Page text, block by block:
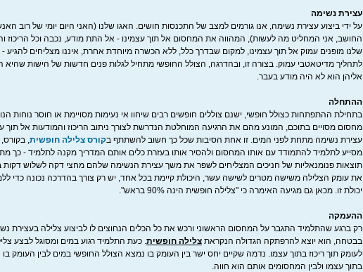
עצירת נשימה
על ידי ביצוע עצירת נשימה, אנו גורמים למצב של התכנסות חושים. האגו שלנו (האני היום יומי של רוב
החושב, אני המחליט מה לעשות), המהווה את המחסום אל תוך עצמינו - אל התת מודע, נכבה וכל הריכוז
שלנו מופנים עמוק אל תוך עצמינו, למקום שבדרך כלל, ללא הכשרה מיוחדת אחרת, איננו מצליחים להגיע
לתהליך מדיטאטבי עמוק. בצורה זו, ובהדרגה, הצולל החופשי מתחיל לגלות פנים חדשות של הישות שהיא
אליהן הוא לא היה מודע בעבר.
ההתחלה
בתחילת ההתפתחות כצולל חופשי, ישנם צוללים חופשים רבים שיחוו אי נעימות מסויימת או חוסר נוחות
מחסום מסויים בתוכם, המונע מהם את הרגיעה המוחלטת הנדרשת לצורך ניתוב הריכוז והמודעות אל
עצירת נשימה מתחת לפני המים. זו אחת הסיבות שכל כך חשוב להשתתף בקורס צלילה חופשית,
מסייע לתלמיד להתמודד עם אותו המחסום ולהסיר אותו בעזרת כלים אותם המדריך מקנה לתלמיד - כך
תוצאות פנומנאליות של חניכים המצליחים לשפר את משך עצירת הנשימה שלהם מחצי דקה לשלוש דקות
את עומק הצלילה משישה מטרים לשישה עשר, היכולת קיימת בכל אחד, יש רק צורך בהדרכה נכונה כדי
יכולת זו. מכאן גם מגיעה האימרה כי "צלילה חופשית הינה 90% בראש".
ההעמקה
רק ברגע שהתלמיד התגבר על המחסום הראשוני ורכש את כל הכלים הנחוצים לו לביצוע צלילה בעצירת
בבטחה, הוא יוצא להרפתקה הגדולה הנקראת צלילה חופשית. כעת התלמיד רגוע במים ומסוגל לבצע
לעומק תוך ריכוז בתוך עצמו. נדמה שקיים יחס ישר בין העומק בו נמצא הצולל החופשי במים לבין העומק
בתוך עצמו ולבין המחסומים אותם הוא חווה.